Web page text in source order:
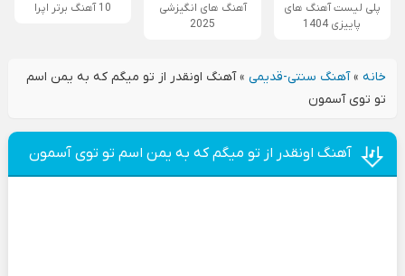
پلی لیست آهنگ های
پاییزی 1404
آهنگ های انگیزشی
2025
10 آهنگ برتر اپرا
خانه»آهنگ سنتی-قدیمی»آهنگ اونقدر از تو میگم که به یمن اسم
تو توی آسمون
آهنگ اونقدر از تو میگم که به یمن اسم تو توی آسمون